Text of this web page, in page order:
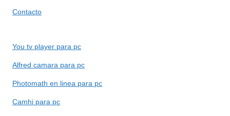
Contacto
You tv player para pc
Alfred camara para pc
Photomath en linea para pc
Camhi para pc